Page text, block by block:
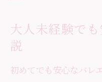
大人未経験で
説
初めてでも安心なバレ